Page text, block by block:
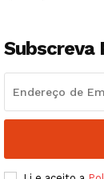
Artigos
Edição Digital
Grande
Subscreva